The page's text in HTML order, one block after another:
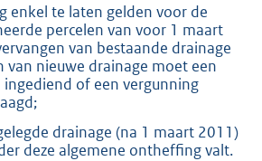
enkel te laten gelden voor de
percelen van voor 1 maart
van bestaande drainage
van nieuwe drainage moet een
of een vergunning
drainage (na 1 maart 2011)
deze algemene ontheffing valt.